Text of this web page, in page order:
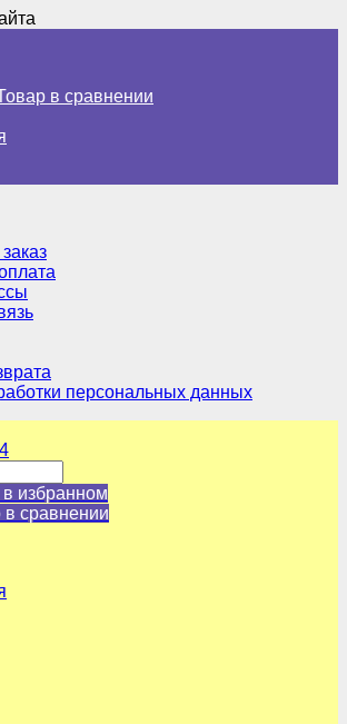
в сравнении
персональных данных
избранном
в сравнении